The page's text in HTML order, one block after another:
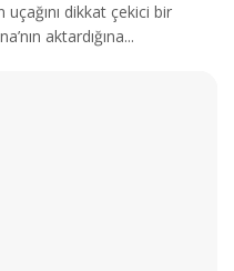
dikkat çekici bir
aktardığına...